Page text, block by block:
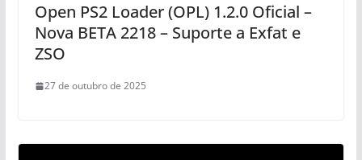
Open PS2 Loader (OPL) 1.2.0 Oficial –
Nova BETA 2218 – Suporte a Exfat e
ZSO
27 de outubro de 2025